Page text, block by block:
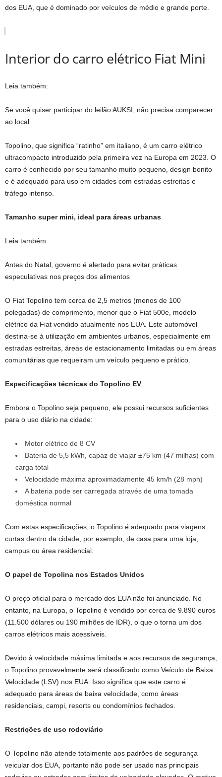
dos EUA, que é dominado por veículos de médio e grande porte.
Interior do carro elétrico Fiat Mini
Leia também:
Se você quiser participar do leilão AUKSI, não precisa comparecer
ao local
Topolino, que significa “ratinho” em italiano, é um carro elétrico
ultracompacto introduzido pela primeira vez na Europa em 2023. O
carro é conhecido por seu tamanho muito pequeno, design bonito
e é adequado para uso em cidades com estradas estreitas e
tráfego intenso.
Tamanho super mini, ideal para áreas urbanas
Leia também:
Antes do Natal, governo é alertado para evitar práticas
especulativas nos preços dos alimentos
O Fiat Topolino tem cerca de 2,5 metros (menos de 100
polegadas) de comprimento, menor que o Fiat 500e, modelo
elétrico da Fiat vendido atualmente nos EUA. Este automóvel
destina-se à utilização em ambientes urbanos, especialmente em
estradas estreitas, áreas de estacionamento limitadas ou em áreas
comunitárias que requeiram um veículo pequeno e prático.
Especificações técnicas do Topolino EV
Embora o Topolino seja pequeno, ele possui recursos suficientes
para o uso diário na cidade:
Motor elétrico de 8 CV
Bateria de 5,5 kWh, capaz de viajar ±75 km (47 milhas) com
carga total
Velocidade máxima aproximadamente 45 km/h (28 mph)
A bateria pode ser carregada através de uma tomada
doméstica normal
Com estas especificações, o Topolino é adequado para viagens
curtas dentro da cidade, por exemplo, de casa para uma loja,
campus ou área residencial.
O papel de Topolina nos Estados Unidos
O preço oficial para o mercado dos EUA não foi anunciado. No
entanto, na Europa, o Topolino é vendido por cerca de 9.890 euros
(11.500 dólares ou 190 milhões de IDR), o que o torna um dos
carros elétricos mais acessíveis.
Devido à velocidade máxima limitada e aos recursos de segurança,
o Topolino provavelmente será classificado como Veículo de Baixa
Velocidade (LSV) nos EUA. Isso significa que este carro é
adequado para áreas de baixa velocidade, como áreas
residenciais, campi, resorts ou condomínios fechados.
Restrições de uso rodoviário
O Topolino não atende totalmente aos padrões de segurança
veicular dos EUA, portanto não pode ser usado nas principais